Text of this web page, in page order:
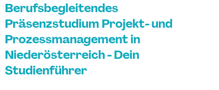
Berufsbegleitendes
Präsenzstudium Projekt- und
Prozessmanagement in
Niederösterreich - Dein
Studienführer